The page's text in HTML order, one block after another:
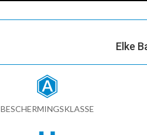
Elke
BESCHERMINGSKLASSE